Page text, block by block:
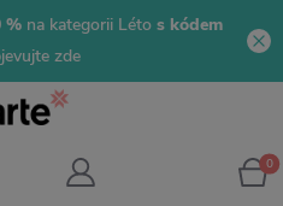
% na kategorii Léto s kódem
zde
0